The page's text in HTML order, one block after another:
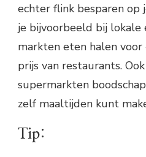
echter flink besparen op
je bijvoorbeeld bij
markten eten halen voor
prijs van restaurants.
supermarkten
zelf maaltijden kunt
Tip: